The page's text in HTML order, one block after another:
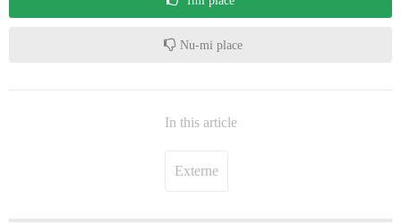
Nu-mi place
In this article
Externe